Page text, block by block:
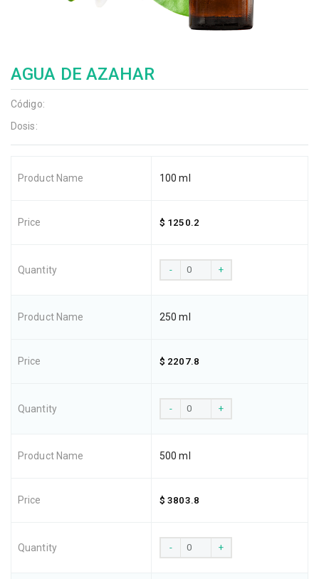
AGUA DE AZAHAR
Código:
Dosis:
100 ml
$ 1250.2
- +
250 ml
$ 2207.8
- +
500 ml
$ 3803.8
- +